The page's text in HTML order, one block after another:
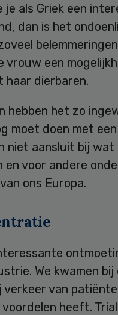
als Griek een
dan is het
een
haar dierbaren.
hebben het zo
moet doen met
niet aansluit bij wat
voor andere
ons Europa.
We kwamen bij
van
heeft.